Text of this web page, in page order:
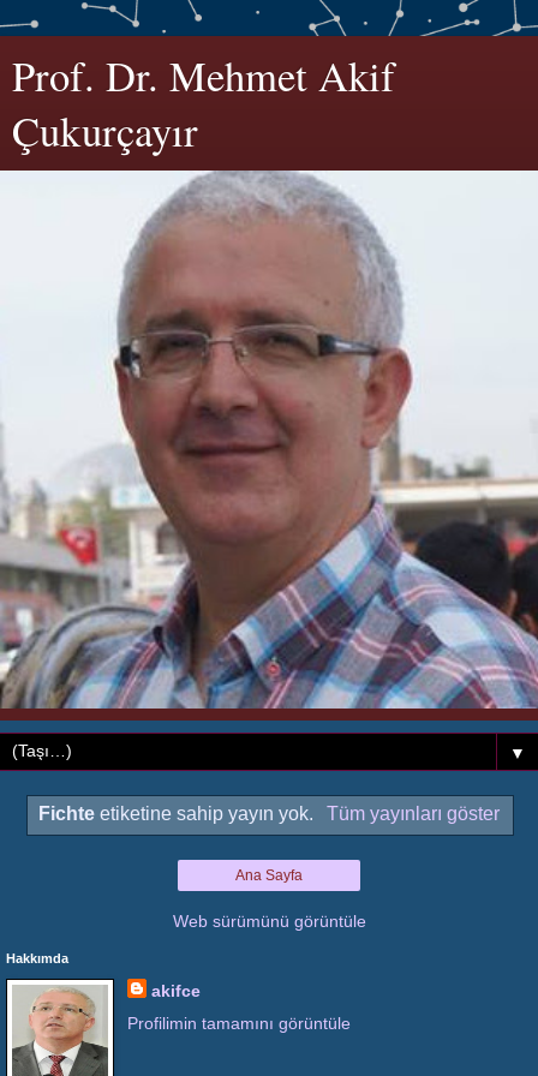
Prof. Dr. Mehmet Akif
Çukurçayır
▼
Fichte etiketine sahip yayın yok. Tüm yayınları göster
Ana Sayfa
Web sürümünü görüntüle
Hakkımda
akifce
Profilimin tamamını görüntüle